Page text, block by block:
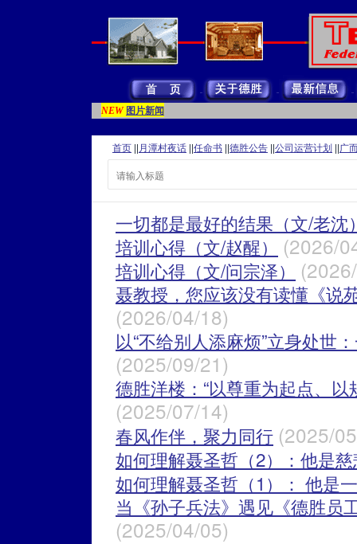
NEW 图片新闻
首页 ||月潭村夜话 ||任命书 ||德胜公告 ||公司运营计划 ||广
一切都是最好的结果（文/老沈
培训心得（文/赵醒）
(2026/
培训心得（文/问宗泽）
聂教授，您应该没有读懂《说
(2026/04/18)
以“不给别人添麻烦”立身处世
(2025/09/21)
德胜洋楼：“以尊重为起点、
(2025/07/14)
春风作伴，聚力同行 (2025/
如何理解聂圣哲（2）：他是
如何理解聂圣哲（1）： 他是
当《孙子兵法》遇见《德胜员
(2025/04/05)